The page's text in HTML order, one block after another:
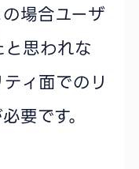
場合ユーザ
思われな
ィ面でのリ
要です。